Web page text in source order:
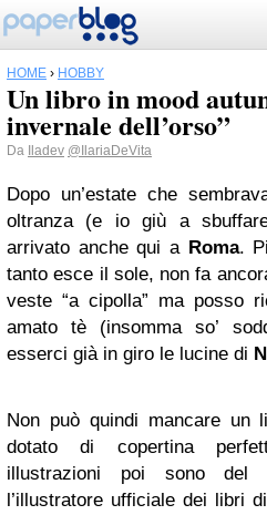
HOME › HOBBY
Un libro in mood
invernale dell’orso”
Da Iladev @IlariaDeVita
Dopo un’estate che
oltranza (e io giù a
arrivato anche qui a Roma.
tanto esce il sole, non fa
veste “a cipolla” ma posso
amato tè (insomma so’
esserci già in giro le lucine di
Non può quindi mancare un
dotato di copertina
illustrazioni poi sono del
l’illustratore ufficiale dei libri di